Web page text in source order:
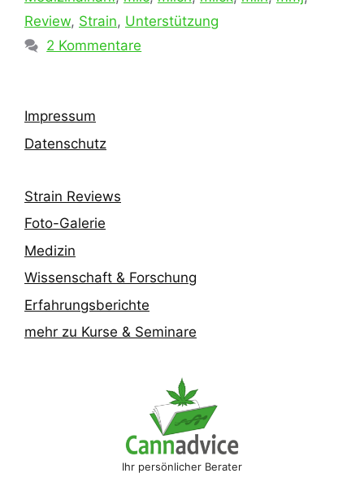
Review, Strain, Unterstützung
2 Kommentare
Impressum
Datenschutz
Strain Reviews
Foto-Galerie
Medizin
Wissenschaft & Forschung
Erfahrungsberichte
mehr zu Kurse & Seminare
Ihr persönlicher Berater